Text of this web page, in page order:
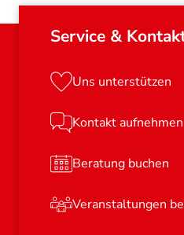
Service &
Uns unterstützen
Kontakt aufnehmen
Beratung buchen
Veranstaltungen